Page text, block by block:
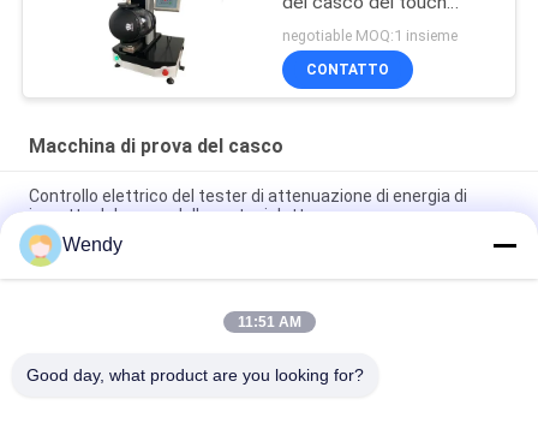
screen dello SpA
GB24429
negotiable MOQ:1 insieme
CONTATTO
Macchina di prova del casco
Controllo elettrico del tester di attenuazione di energia di
impatto del casco della motocicletta
Resistenza del casco del motociclo al tester di penetrazione
con NELLM2015 COME NZS 2063
Strumento di misura del campo visivo del casco del motociclo
Wendy
11:51 AM
Good day, what product are you looking for?